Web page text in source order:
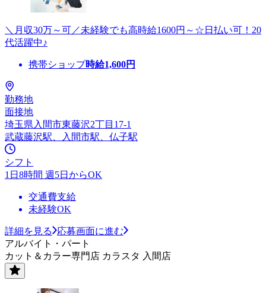
＼月収30万～可／未経験でも高時給1600円～☆日払い可！20
代活躍中♪
携帯ショップ時給1,600円
勤務地
面接地
埼玉県入間市東藤沢2丁目17-1
武蔵藤沢駅、入間市駅、仏子駅
シフト
1日8時間 週5日からOK
交通費支給
未経験OK
詳細を見る
応募画面に進む
アルバイト・パート
カット＆カラー専門店 カラスタ 入間店